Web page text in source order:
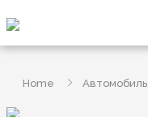
Home Автомобиль